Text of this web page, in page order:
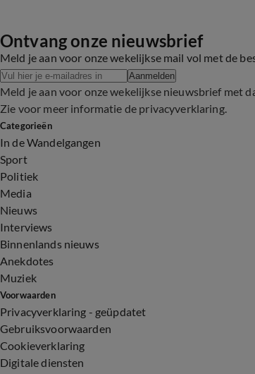
Ontvang onze nieuwsbrief
Meld je aan voor onze wekelijkse mail vol met de
Aanmelden
Meld je aan voor onze wekelijkse nieuwsbrief met
Zie voor meer informatie de privacyverklaring.
Categorieën
In de Wandelgangen
Sport
Politiek
Media
Nieuws
Interviews
Binnenlands nieuws
Anekdotes
Muziek
Voorwaarden
Privacyverklaring - geüpdatet
Gebruiksvoorwaarden
Cookieverklaring
Digitale diensten